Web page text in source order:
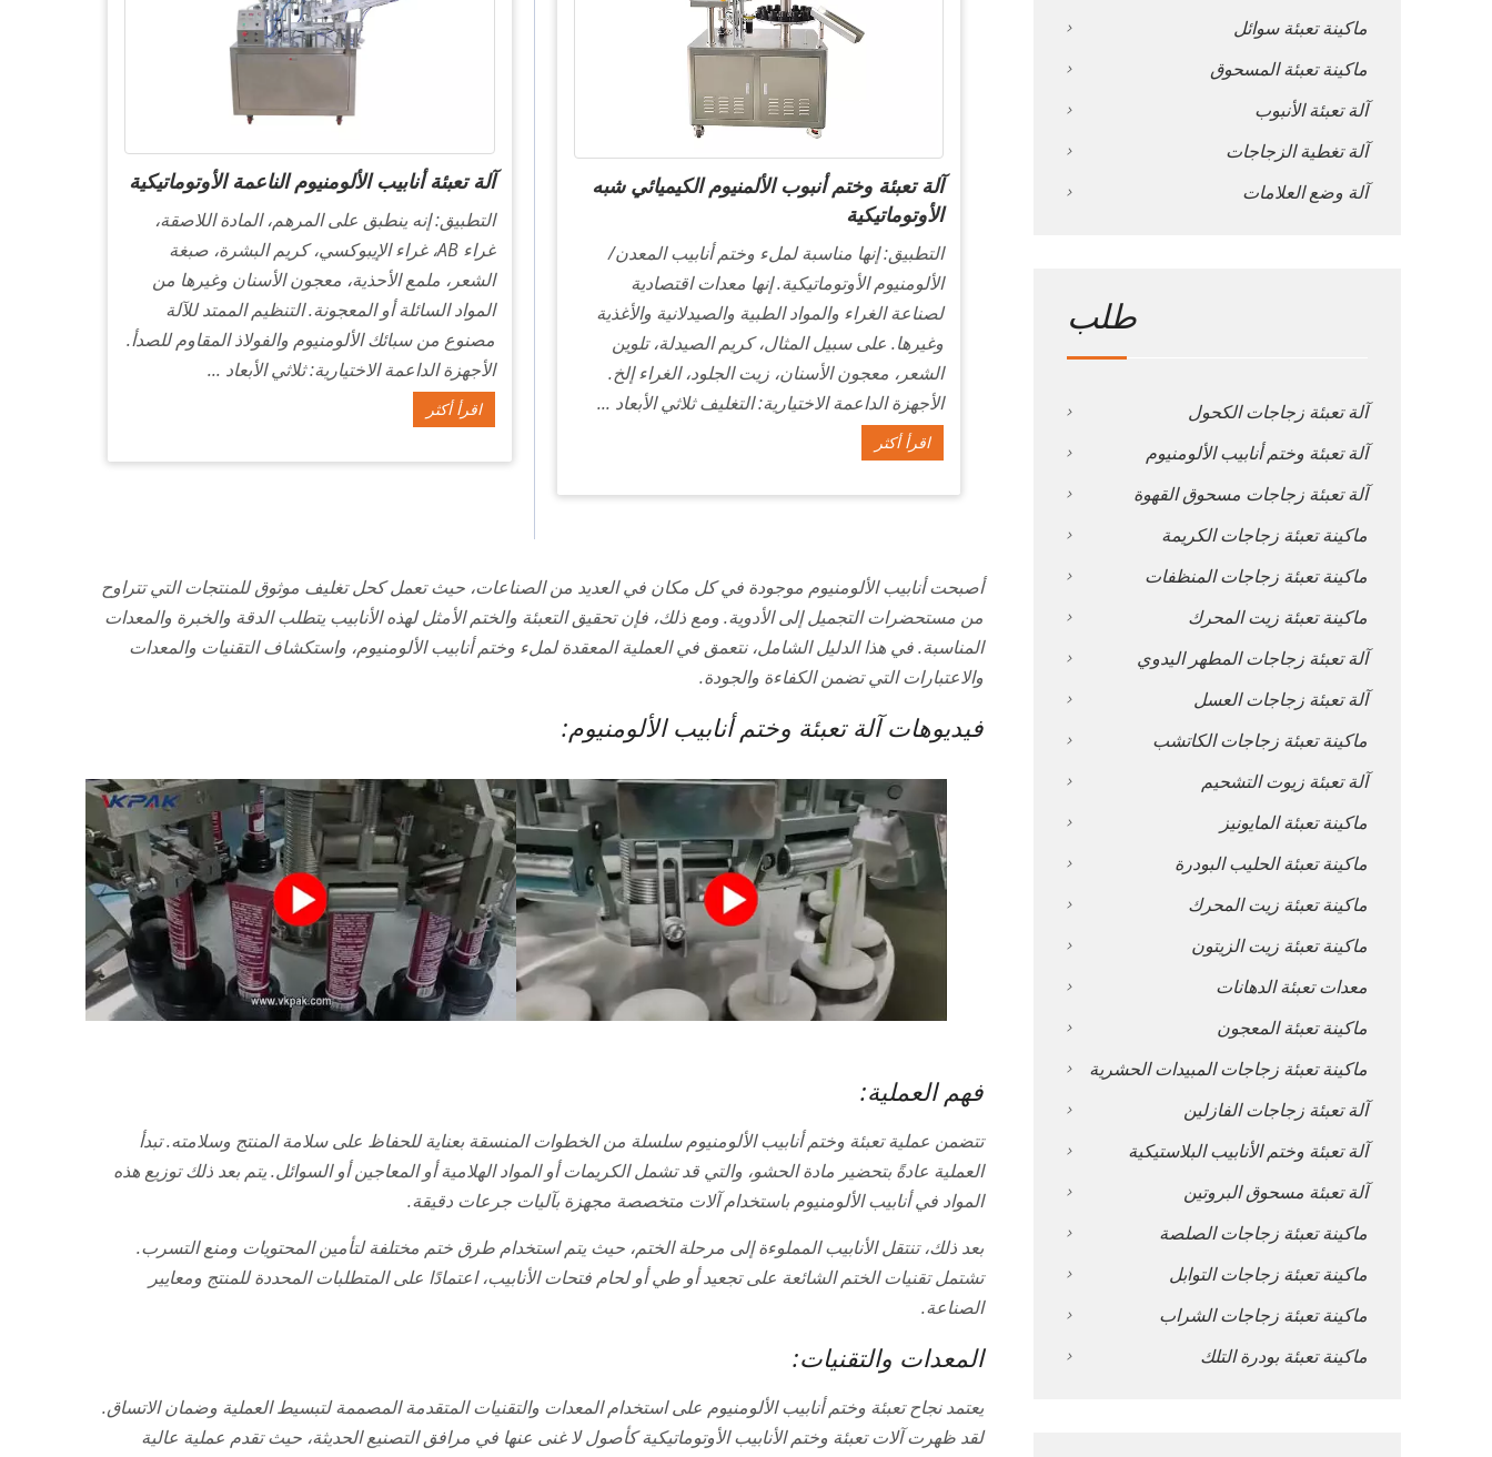
آلة تعبئة أنابيب الألومنيوم الناعمة الأوتوماتيكية
التطبيق: إنه ينطبق على المرهم، المادة اللاصقة،
غراء AB، غراء الإيبوكسي، كريم البشرة، صبغة
الشعر، ملمع الأحذية، معجون الأسنان وغيرها من
المواد السائلة أو المعجونة. التنظيم الممتد للآلة
مصنوع من سبائك الألومنيوم والفولاذ المقاوم للصدأ.
الأجهزة الداعمة الاختيارية: ثلاثي الأبعاد ...
اقرأ أكثر
آلة تعبئة وختم أنبوب الألمنيوم الكيميائي شبه
الأوتوماتيكية
التطبيق: إنها مناسبة لملء وختم أنابيب المعدن/
الألومنيوم الأوتوماتيكية. إنها معدات اقتصادية
لصناعة الغراء والمواد الطبية والصيدلانية والأغذية
وغيرها. على سبيل المثال، كريم الصيدلة، تلوين
الشعر، معجون الأسنان، زيت الجلود، الغراء إلخ.
الأجهزة الداعمة الاختيارية: التغليف ثلاثي الأبعاد ...
اقرأ أكثر
أصبحت أنابيب الألومنيوم موجودة في كل مكان في العديد من الصناعات، حيث تعمل كحل تغليف موثوق للمنتجات التي تتراوح
من مستحضرات التجميل إلى الأدوية. ومع ذلك، فإن تحقيق التعبئة والختم الأمثل لهذه الأنابيب يتطلب الدقة والخبرة والمعدات
المناسبة. في هذا الدليل الشامل، نتعمق في العملية المعقدة لملء وختم أنابيب الألومنيوم، واستكشاف التقنيات والمعدات
والاعتبارات التي تضمن الكفاءة والجودة.
فيديوهات آلة تعبئة وختم أنابيب الألومنيوم:
فهم العملية:
تتضمن عملية تعبئة وختم أنابيب الألومنيوم سلسلة من الخطوات المنسقة بعناية للحفاظ على سلامة المنتج وسلامته. تبدأ
العملية عادةً بتحضير مادة الحشو، والتي قد تشمل الكريمات أو المواد الهلامية أو المعاجين أو السوائل. يتم بعد ذلك توزيع هذه
المواد في أنابيب الألومنيوم باستخدام آلات متخصصة مجهزة بآليات جرعات دقيقة.
بعد ذلك، تنتقل الأنابيب المملوءة إلى مرحلة الختم، حيث يتم استخدام طرق ختم مختلفة لتأمين المحتويات ومنع التسرب.
تشتمل تقنيات الختم الشائعة على تجعيد أو طي أو لحام فتحات الأنابيب، اعتمادًا على المتطلبات المحددة للمنتج ومعايير
الصناعة.
المعدات والتقنيات:
يعتمد نجاح تعبئة وختم أنابيب الألومنيوم على استخدام المعدات والتقنيات المتقدمة المصممة لتبسيط العملية وضمان الاتساق.
لقد ظهرت آلات تعبئة وختم الأنابيب الأوتوماتيكية كأصول لا غنى عنها في مرافق التصنيع الحديثة، حيث تقدم عملية عالية
ماكينة تعبئة سوائل
ماكينة تعبئة المسحوق
آلة تعبئة الأنبوب
آلة تغطية الزجاجات
آلة وضع العلامات
طلب
آلة تعبئة زجاجات الكحول
آلة تعبئة وختم أنابيب الألومنيوم
آلة تعبئة زجاجات مسحوق القهوة
ماكينة تعبئة زجاجات الكريمة
ماكينة تعبئة زجاجات المنظفات
ماكينة تعبئة زيت المحرك
آلة تعبئة زجاجات المطهر اليدوي
آلة تعبئة زجاجات العسل
ماكينة تعبئة زجاجات الكاتشب
آلة تعبئة زيوت التشحيم
ماكينة تعبئة المايونيز
ماكينة تعبئة الحليب البودرة
ماكينة تعبئة زيت المحرك
ماكينة تعبئة زيت الزيتون
معدات تعبئة الدهانات
ماكينة تعبئة المعجون
ماكينة تعبئة زجاجات المبيدات الحشرية
آلة تعبئة زجاجات الفازلين
آلة تعبئة وختم الأنابيب البلاستيكية
آلة تعبئة مسحوق البروتين
ماكينة تعبئة زجاجات الصلصة
ماكينة تعبئة زجاجات التوابل
ماكينة تعبئة زجاجات الشراب
ماكينة تعبئة بودرة التلك